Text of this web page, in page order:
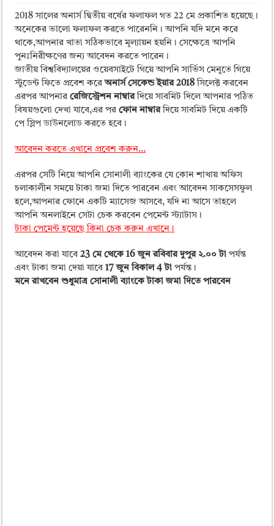
দিনাজপুর বোর্ড এইচএসসি রেজাল্ট ২০২৫ – HSC Result 2025 Dinajpur Board
সিলেট বোর্ড এইচএসসি রেজাল্ট ২০২৫ – HSC Result 2025 Sylhet Board
2018 সালের অনার্স দ্বিতীয় বর্ষের ফলাফল গত 22 মে প্রকাশিত হয়েছে।
অনেকের ভালো ফলাফল করতে পারেননি। আপনি যদি মনে করে
থাকে,আপনার খাতা সঠিকভাবে মূল্যায়ন হয়নি। সেক্ষেত্রে আপনি
পুনঃনিরীক্ষণের জন্য আবেদন করতে পারেন।
জাতীয় বিশ্ববিদ্যালয়ের ওয়েবসাইটে গিয়ে আপনি সার্ভিস মেনুতে গিয়ে
স্টুডেন্ট ফিতে প্রবেশ করেঅনার্স সেকেন্ড ইয়ার 2018সিলেক্ট করবেন
এরপর আপনাররেজিস্ট্রেশন নাম্বারদিয়ে সাবমিট দিলে আপনার পঠিত
বিষয়গুলো দেখা যাবে,এর পরফোন নাম্বারদিয়ে সাবমিট দিয়ে একটি
পে স্লিপ ডাউনলোড করতে হবে।
আবেদন করতে এখানে প্রবেশ করুন…
এরপর সেটি নিয়ে আপনি সোনালী ব্যাংকের যে কোন শাখায় অফিস
চলাকালীন সময়ে টাকা জমা দিতে পারবেন এবং আবেদন সাকসেসফুল
হলে,আপনার ফোনে একটি ম্যাসেজ আসবে, যদি না আসে তাহলে
আপনি অনলাইনে সেটা চেক করবেন পেমেন্ট স্ট্যাটাস।
টাকা পেমেন্ট হয়েছে কিনা চেক করুন এখানে।
আবেদন করা যাবে23 মে থেকে 16 জুন রবিবার দুপুর ২.০০ টাপর্যন্ত
এবং টাকা জমা দেয়া যাবে17 জুন বিকাল 4 টা পর্যন্ত।
মনে রাখবেন শুধুমাত্র সোনালী ব্যাংকে টাকা জমা দিতে পারবেন